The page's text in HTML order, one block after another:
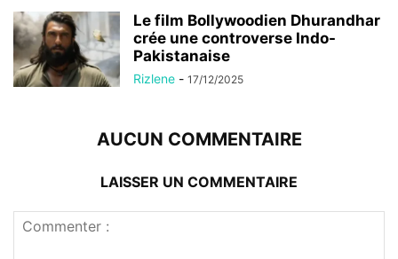
Le film Bollywoodien Dhurandhar
crée une controverse Indo-
Pakistanaise
Rizlene - 17/12/2025
AUCUN COMMENTAIRE
LAISSER UN COMMENTAIRE